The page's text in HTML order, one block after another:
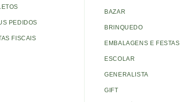
PEDIDOS
FISCAIS
BAZAR
BRINQUEDO
EMBALAGENS E FESTAS
ESCOLAR
GENERALISTA
GIFT